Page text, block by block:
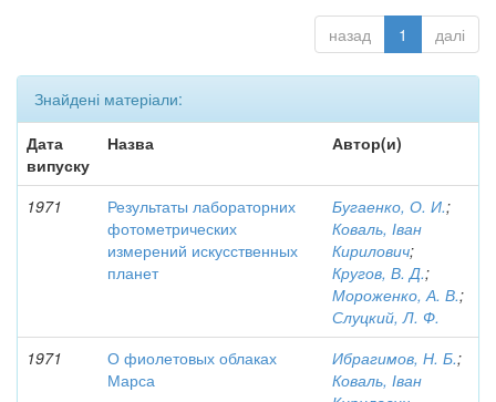
назад 1 далі
Знайдені матеріали:
Дата
випуску
Назва Автор(и)
1971
Результаты лабораторних
фотометрических
измерений искусственных
планет
Бугаенко, О. И.;
Коваль, Іван
Кирилович;
Кругов, В. Д.;
Мороженко, А. В.;
Слуцкий, Л. Ф.
1971
О фиолетовых облаках
Марса
Ибрагимов, Н. Б.;
Коваль, Іван